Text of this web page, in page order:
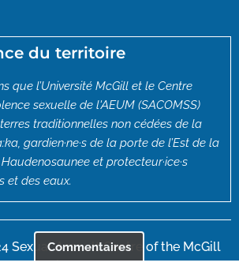
du territoire
que l’Université McGill et le Centre
sexuelle de l'AEUM (SACOMSS)
traditionnelles non cédées de la
gardien·ne·s de la porte de l’Est de la
et protecteur·ice·s
et des eaux.
Sexual Assault Centre of the McGill
Society (SACOMSS)
Commentaires